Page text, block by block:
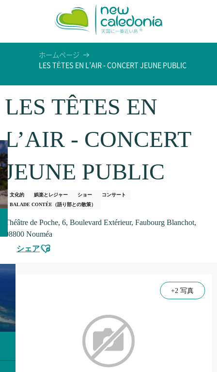
ホームページ
LES TÊTES EN L’AIR - CONCERT JEUNE PUBLIC
LES TÊTES EN
L’AIR - CONCERT
JEUNE PUBLIC
文化的 娯楽とレジャー ショー
コンサート
BALADE CONTÉE（語り部との散策）
Théâtre de Poche, 6, Boulevard Extérieur, Faubourg Blanchot,
98800 Nouméa
シェアAjouter aux favoris
+2 写真